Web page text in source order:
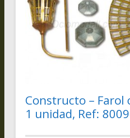
Constructo – Farol
1 unidad, Ref: